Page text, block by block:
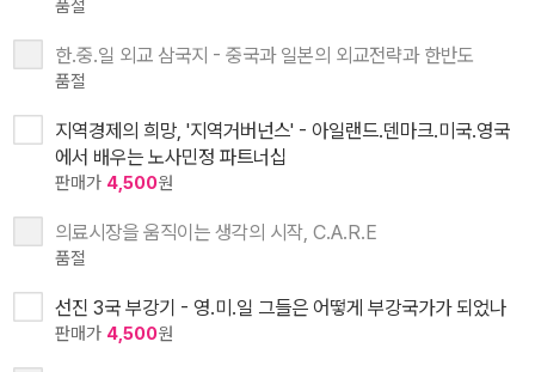
품절
한.중.일 외교 삼국지 - 중국과 일본의 외교전략과 한반도
품절
지역경제의 희망, '지역거버넌스' - 아일랜드.덴마크.미국.영국
에서 배우는 노사민정 파트너십
판매가 4,500원
의료시장을 움직이는 생각의 시작, C.A.R.E
품절
선진 3국 부강기 - 영.미.일 그들은 어떻게 부강국가가 되었나
판매가 4,500원